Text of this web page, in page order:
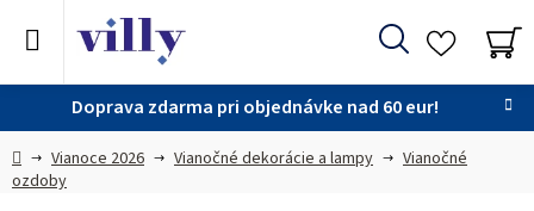
Doprava zdarma pri objednávke nad 60 eur!
Hľadať
DomovVianoce 2026 Vianočné dekorácie a lampy
Vianočné
ozdoby